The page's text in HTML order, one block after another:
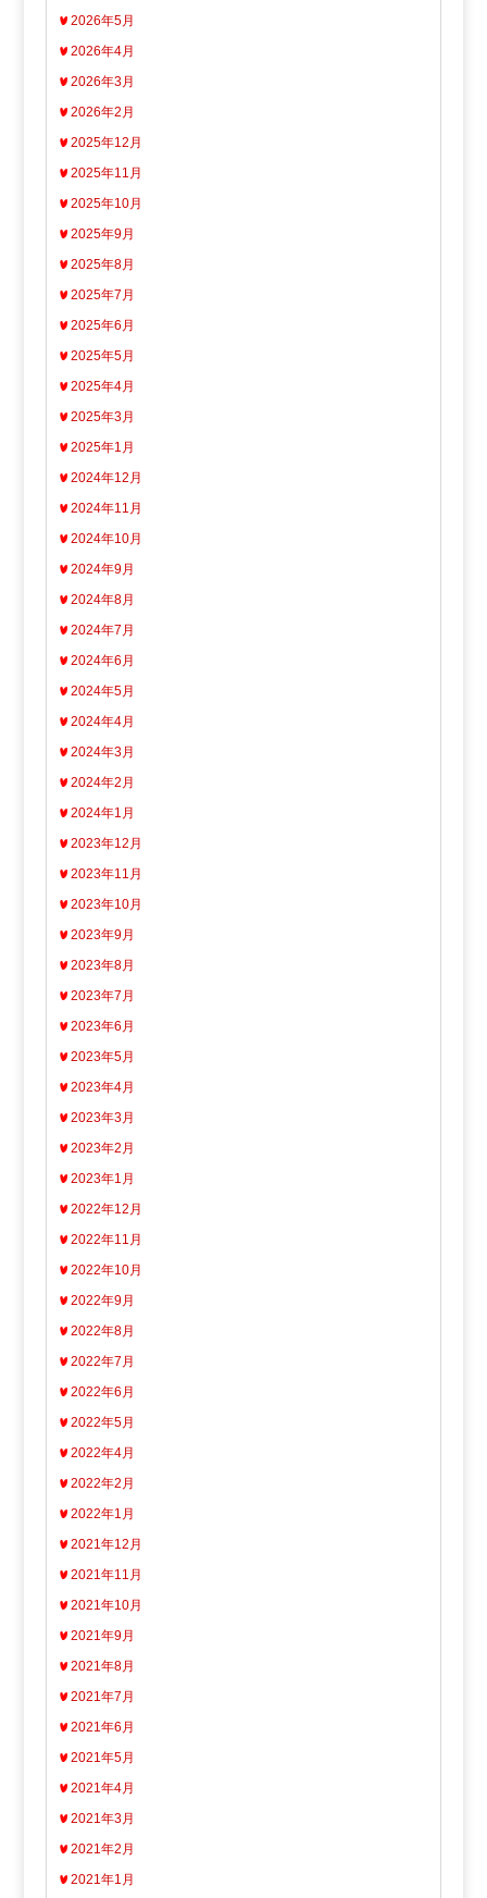
2026年5月
2026年4月
2026年3月
2026年2月
2025年12月
2025年11月
2025年10月
2025年9月
2025年8月
2025年7月
2025年6月
2025年5月
2025年4月
2025年3月
2025年1月
2024年12月
2024年11月
2024年10月
2024年9月
2024年8月
2024年7月
2024年6月
2024年5月
2024年4月
2024年3月
2024年2月
2024年1月
2023年12月
2023年11月
2023年10月
2023年9月
2023年8月
2023年7月
2023年6月
2023年5月
2023年4月
2023年3月
2023年2月
2023年1月
2022年12月
2022年11月
2022年10月
2022年9月
2022年8月
2022年7月
2022年6月
2022年5月
2022年4月
2022年2月
2022年1月
2021年12月
2021年11月
2021年10月
2021年9月
2021年8月
2021年7月
2021年6月
2021年5月
2021年4月
2021年3月
2021年2月
2021年1月